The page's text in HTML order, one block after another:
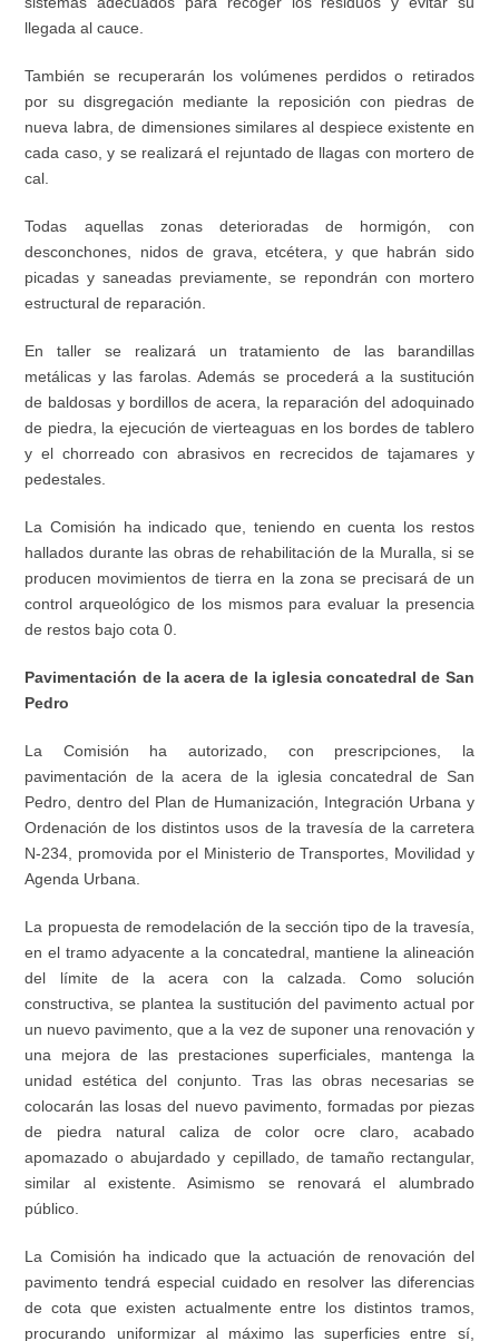
llegada al cauce.
También se recuperarán los volúmenes perdidos o retirados
por su disgregación mediante la reposición con piedras de
nueva labra, de dimensiones similares al despiece existente en
cada caso, y se realizará el rejuntado de llagas con mortero de
cal.
Todas aquellas zonas deterioradas de hormigón, con
desconchones, nidos de grava, etcétera, y que habrán sido
picadas y saneadas previamente, se repondrán con mortero
estructural de reparación.
En taller se realizará un tratamiento de las barandillas
metálicas y las farolas. Además se procederá a la sustitución
de baldosas y bordillos de acera, la reparación del adoquinado
de piedra, la ejecución de vierteaguas en los bordes de tablero
y el chorreado con abrasivos en recrecidos de tajamares y
pedestales.
La Comisión ha indicado que, teniendo en cuenta los restos
hallados durante las obras de rehabilitación de la Muralla, si se
producen movimientos de tierra en la zona se precisará de un
control arqueológico de los mismos para evaluar la presencia
de restos bajo cota 0.
Pavimentación de la acera de la iglesia concatedral de San
Pedro
La Comisión ha autorizado, con prescripciones, la
pavimentación de la acera de la iglesia concatedral de San
Pedro, dentro del Plan de Humanización, Integración Urbana y
Ordenación de los distintos usos de la travesía de la carretera
N-234, promovida por el Ministerio de Transportes, Movilidad y
Agenda Urbana.
La propuesta de remodelación de la sección tipo de la travesía,
en el tramo adyacente a la concatedral, mantiene la alineación
del límite de la acera con la calzada. Como solución
constructiva, se plantea la sustitución del pavimento actual por
un nuevo pavimento, que a la vez de suponer una renovación y
una mejora de las prestaciones superficiales, mantenga la
unidad estética del conjunto. Tras las obras necesarias se
colocarán las losas del nuevo pavimento, formadas por piezas
de piedra natural caliza de color ocre claro, acabado
apomazado o abujardado y cepillado, de tamaño rectangular,
similar al existente. Asimismo se renovará el alumbrado
público.
La Comisión ha indicado que la actuación de renovación del
pavimento tendrá especial cuidado en resolver las diferencias
de cota que existen actualmente entre los distintos tramos,
procurando uniformizar al máximo las superficies entre sí,